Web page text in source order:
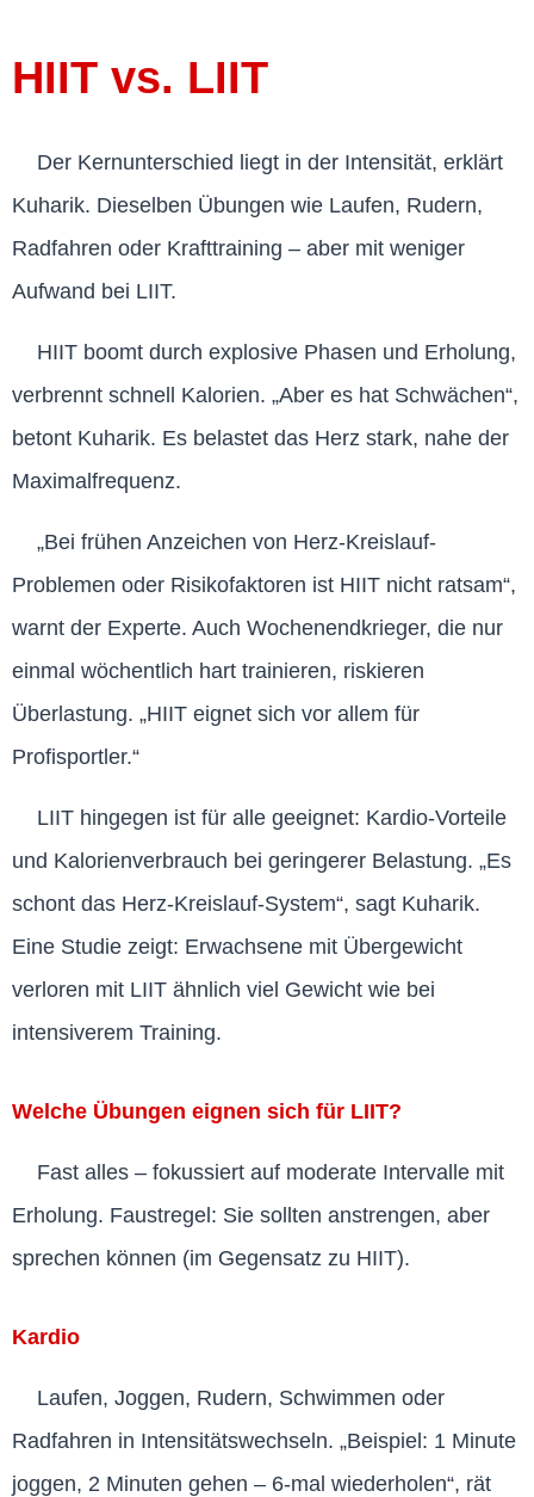
HIIT vs. LIIT
Der Kernunterschied liegt in der Intensität, erklärt
Kuharik. Dieselben Übungen wie Laufen, Rudern,
Radfahren oder Krafttraining – aber mit weniger
Aufwand bei LIIT.
HIIT boomt durch explosive Phasen und Erholung,
verbrennt schnell Kalorien. „Aber es hat Schwächen“,
betont Kuharik. Es belastet das Herz stark, nahe der
Maximalfrequenz.
„Bei frühen Anzeichen von Herz-Kreislauf-
Problemen oder Risikofaktoren ist HIIT nicht ratsam“,
warnt der Experte. Auch Wochenendkrieger, die nur
einmal wöchentlich hart trainieren, riskieren
Überlastung. „HIIT eignet sich vor allem für
Profisportler.“
LIIT hingegen ist für alle geeignet: Kardio-Vorteile
und Kalorienverbrauch bei geringerer Belastung. „Es
schont das Herz-Kreislauf-System“, sagt Kuharik.
Eine Studie zeigt: Erwachsene mit Übergewicht
verloren mit LIIT ähnlich viel Gewicht wie bei
intensiverem Training.
Welche Übungen eignen sich für LIIT?
Fast alles – fokussiert auf moderate Intervalle mit
Erholung. Faustregel: Sie sollten anstrengen, aber
sprechen können (im Gegensatz zu HIIT).
Kardio
Laufen, Joggen, Rudern, Schwimmen oder
Radfahren in Intensitätswechseln. „Beispiel: 1 Minute
joggen, 2 Minuten gehen – 6-mal wiederholen“, rät